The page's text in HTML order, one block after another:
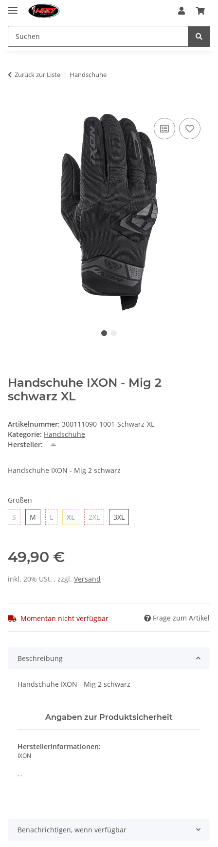
Zurück zur Liste Handschuhe
Handschuhe IXON - Mig 2
schwarz XL
Artikelnummer: 300111090-1001-Schwarz-XL
Kategorie: Handschuhe
Hersteller:
Handschuhe IXON - Mig 2 schwarz
Größen
S
M L XL 2XL 2XL 3XL
49,90 €
inkl. 20% USt. , zzgl. Versand
Momentan nicht verfügbar Frage zum Artikel
Beschreibung
Handschuhe IXON - Mig 2 schwarz
Angaben zur Produktsicherheit
Herstellerinformationen:
IXON
, ,
Benachrichtigen, wenn verfügbar